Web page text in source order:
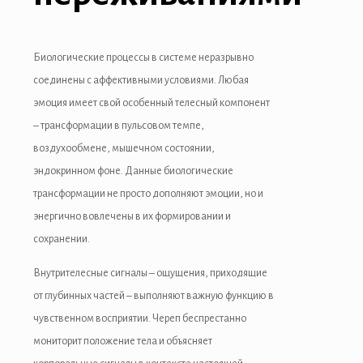
giriş
Panel
Биологические процессы в системе неразрывно
соединены с аффективными условиями. Любая
эмоция имеет свой особенный телесный компонент
– трансформации в пульсовом темпе,
воздухообмене, мышечном состоянии,
эндокринном фоне. Данные биологические
трансформации не просто дополняют эмоции, но и
энергично вовлечены в их формировании и
сохранении.
Внутрителесные сигналы – ощущения, приходящие
от глубинных частей – выполняют важную функцию в
чувственном восприятии. Череп беспрестанно
мониторит положение тела и объясняет